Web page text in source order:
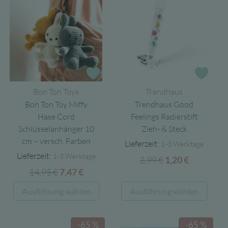
Varianten
Die
Optionen
können
auf
der
Bon Ton Toys
Bon Ton Toy Miffy
Hase Cord
Schlüsselanhänger 10
cm – versch. Farben
Lieferzeit: 1-3 Werktage
14,95€ Ursprünglicher
Preis
war:
7,47€Aktueller
Preis
ist:
Ausführung wählen
Produkt
mehrere
Trendhaus
Trendhaus Good
Feelings Radierstift
Zieh- & Steck
Lieferzeit: 1-3 Werktage
2,99€ Ursprünglicher
war:
2,99 €
1,20€Aktueller
ist:
1,20 €.
Ausführung wählen
-65 % -65 %